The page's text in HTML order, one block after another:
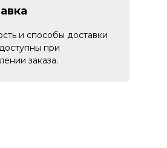
и способы доставки
при
заказа.